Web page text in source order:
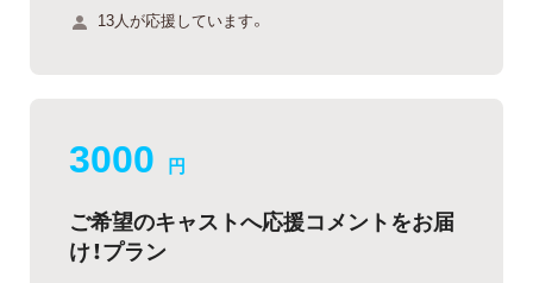
13人が応援しています。
3000 円
ご希望のキャストへ応援コメントをお届
け！プラン